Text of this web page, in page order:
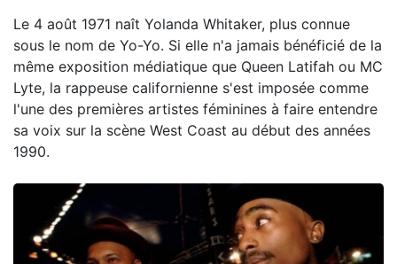
Le 4 août 1971 naît Yolanda Whitaker, plus connue
sous le nom de Yo-Yo. Si elle n'a jamais bénéficié de la
même exposition médiatique que Queen Latifah ou MC
Lyte, la rappeuse californienne s'est imposée comme
l'une des premières artistes féminines à faire entendre
sa voix sur la scène West Coast au début des années
1990.